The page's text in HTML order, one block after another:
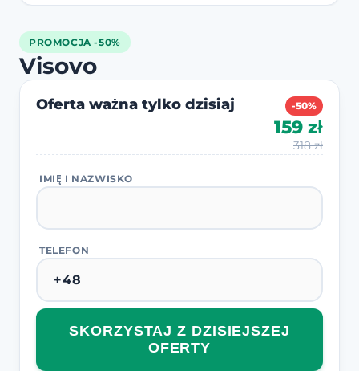
PROMOCJA -50%
Visovo
Oferta ważna tylko dzisiaj -50%
159 zł
318 zł
IMIĘ I NAZWISKO
TELEFON
SKORZYSTAJ Z DZISIEJSZEJ
OFERTY